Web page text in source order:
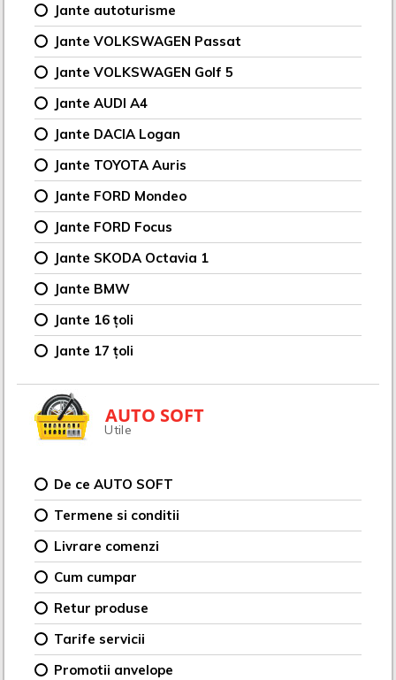
Jante autoturisme
Jante VOLKSWAGEN Passat
Jante VOLKSWAGEN Golf 5
Jante AUDI A4
Jante DACIA Logan
Jante TOYOTA Auris
Jante FORD Mondeo
Jante FORD Focus
Jante SKODA Octavia 1
Jante BMW
Jante 16 țoli
Jante 17 țoli
AUTO SOFT
Utile
De ce AUTO SOFT
Termene si conditii
Livrare comenzi
Cum cumpar
Retur produse
Tarife servicii
Promotii anvelope